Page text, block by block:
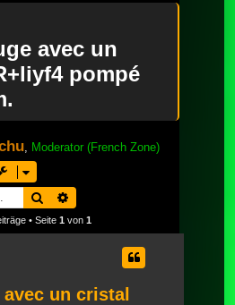
avec un
pompé
, Moderator (French Zone)
Suche
• Seite 1 von 1
avec un cristal